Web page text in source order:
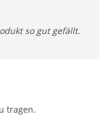
so gut gefällt.
tragen.